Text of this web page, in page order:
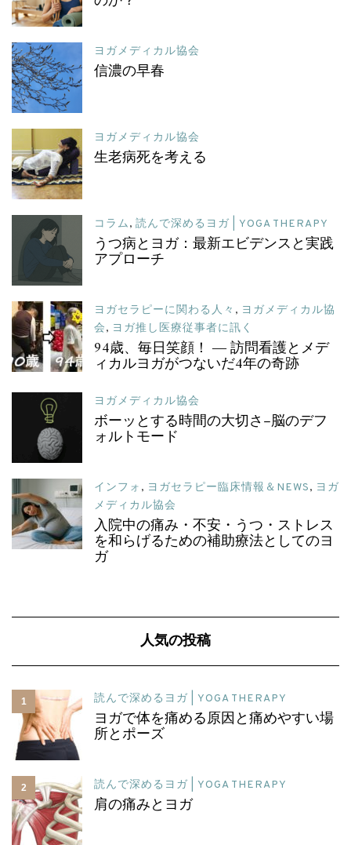
ヨガメディカル協会
信濃の早春
ヨガメディカル協会
生老病死を考える
コラム, 読んで深めるヨガ | YOGA THERAPY
うつ病とヨガ：最新エビデンスと実践
アプローチ
ヨガセラピーに関わる人々 , ヨガメディカル協
会, ヨガ推し医療従事者に訊く
94歳、毎日笑顔！ ― 訪問看護とメデ
ィカルヨガがつないだ4年の奇跡
ヨガメディカル協会
ボーッとする時間の大切さ–脳のデフ
ォルトモード
インフォ , ヨガセラピー臨床情報＆NEWS, ヨガ
メディカル協会
入院中の痛み・不安・うつ・ストレス
を和らげるための補助療法としてのヨ
ガ
人気の投稿
1 読んで深めるヨガ | YOGA THERAPY
ヨガで体を痛める原因と痛めやすい場
所とポーズ
2 読んで深めるヨガ | YOGA THERAPY
肩の痛みとヨガ